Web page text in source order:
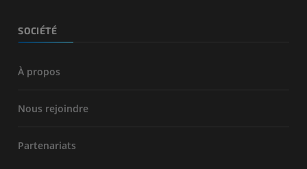
SOCIÉTÉ
À propos
Nous rejoindre
Partenariats